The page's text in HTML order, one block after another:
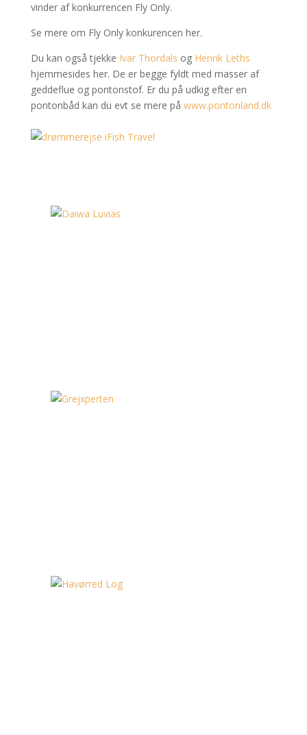
vinder af konkurrencen Fly Only.
Se mere om Fly Only konkurencen her.
Du kan også tjekke Ivar Thordals og Henrik Leths
hjemmesides her. De er begge fyldt med masser af
geddeflue og pontonstof. Er du på udkig efter en
pontonbåd kan du evt se mere på www.pontonland.dk